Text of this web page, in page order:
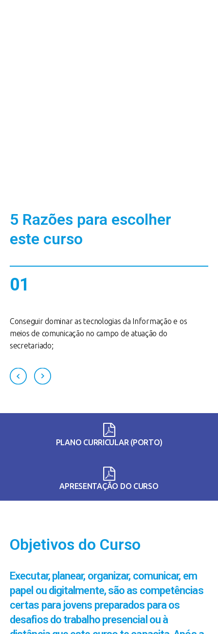
5 Razões para escolher
este curso
01
Conseguir dominar as tecnologias da Informação e os
meios de comunicação no campo de atuação do
secretariado;
PLANO CURRICULAR (PORTO)
APRESENTAÇÃO DO CURSO
Objetivos do Curso
Executar, planear, organizar, comunicar, em
papel ou digitalmente, são as competências
certas para jovens preparados para os
desafios do trabalho presencial ou à